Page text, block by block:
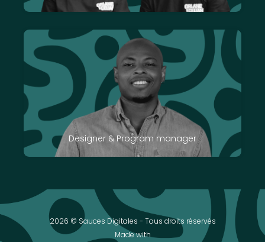
Designer & Program manager
2026 © Sauces Digitales - Tous droits réservés
Made with